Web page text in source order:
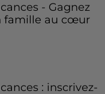
- Gagnez
famille au cœur
: inscrivez-